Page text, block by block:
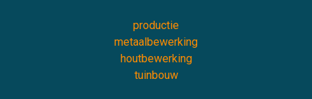
productie
metaalbewerking
houtbewerking
tuinbouw